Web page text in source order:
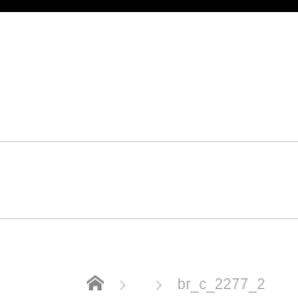
Home br_c_2277_2